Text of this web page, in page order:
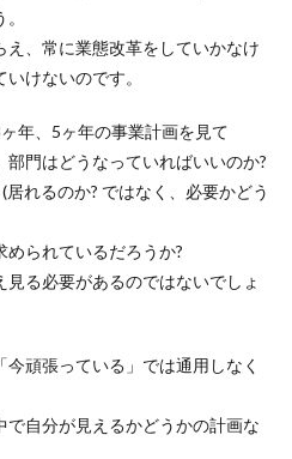
、常に業態改革をしていかなけ
けないのです。
年、5ヶ年の事業計画を見て
門はどうなっていればいいのか?
れるのか? ではなく、必要かどう
られているだろうか?
る必要があるのではないでしょ
今頑張っている」では通用しなく
自分が見えるかどうかの計画な